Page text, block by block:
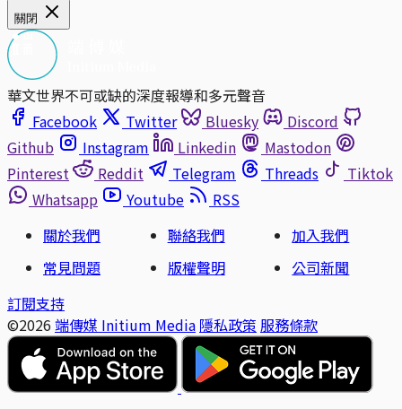
關閉
華文世界不可或缺的深度報導和多元聲音
Facebook
Twitter Bluesky
Discord
Github
Instagram Linkedin
Mastodon
Pinterest
Reddit Telegram Threads
Tiktok
Whatsapp
Youtube
RSS
關於我們
聯絡我們
加入我們
常見問題
版權聲明
公司新聞
訂閱支持
©2026 端傳媒 Initium Media 隱私政策 服務條款